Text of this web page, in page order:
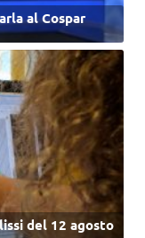
al Cospar
del 12 agosto